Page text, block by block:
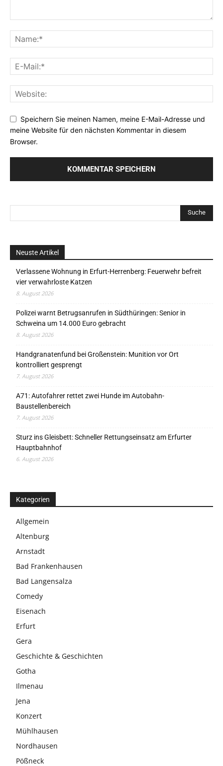
Speichern Sie meinen Namen, meine E-Mail-Adresse und
meine Website für den nächsten Kommentar in diesem
Browser.
Neuste Artikel
Verlassene Wohnung in Erfurt-Herrenberg: Feuerwehr befreit
vier verwahrloste Katzen
8. August 2026
Polizei warnt Betrugsanrufen in Südthüringen: Senior in
Schweina um 14.000 Euro gebracht
8. August 2026
Handgranatenfund bei Großenstein: Munition vor Ort
kontrolliert gesprengt
7. August 2026
A71: Autofahrer rettet zwei Hunde im Autobahn-
Baustellenbereich
7. August 2026
Sturz ins Gleisbett: Schneller Rettungseinsatz am Erfurter
Hauptbahnhof
6. August 2026
Kategorien
Allgemein
Altenburg
Arnstadt
Bad Frankenhausen
Bad Langensalza
Comedy
Eisenach
Erfurt
Gera
Geschichte & Geschichten
Gotha
Ilmenau
Jena
Konzert
Mühlhausen
Nordhausen
Pößneck